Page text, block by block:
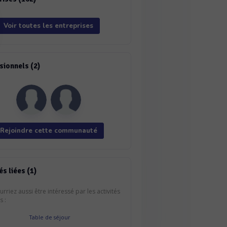
Voir toutes les entreprises
(2)
Rejoindre cette communauté
liées (1)
aussi être intéressé par les activités
:
Table de séjour